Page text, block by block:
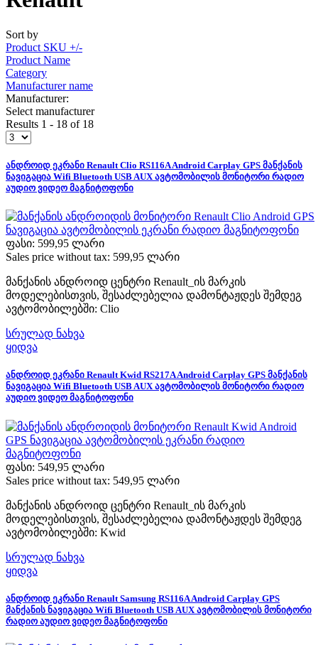
Sort by
Product SKU +/-
Product Name
Category
Manufacturer name
Manufacturer:
Select manufacturer
Results 1 - 18 of 18
ანდროიდ ეკრანი Renault Clio RS116A Android Carplay GPS მანქანის
ნავიგაცია Wifi Bluetooth USB AUX ავტომობილის მონიტორი რადიო
აუდიო ვიდეო მაგნიტოფონი
ფასი: 599,95 ლარი
Sales price without tax: 599,95 ლარი
მანქანის ანდროიდ ცენტრი Renault_ის მარკის
მოდელებისთვის, შესაძლებელია დამონტაჟდეს შემდეგ
ავტომობილებში: Clio
სრულად ნახვა
ყიდვა
ანდროიდ ეკრანი Renault Kwid RS217A Android Carplay GPS მანქანის
ნავიგაცია Wifi Bluetooth USB AUX ავტომობილის მონიტორი რადიო
აუდიო ვიდეო მაგნიტოფონი
ფასი: 549,95 ლარი
Sales price without tax: 549,95 ლარი
მანქანის ანდროიდ ცენტრი Renault_ის მარკის
მოდელებისთვის, შესაძლებელია დამონტაჟდეს შემდეგ
ავტომობილებში: Kwid
სრულად ნახვა
ყიდვა
ანდროიდ ეკრანი Renault Samsung RS116A Android Carplay GPS
მანქანის ნავიგაცია Wifi Bluetooth USB AUX ავტომობილის მონიტორი
რადიო აუდიო ვიდეო მაგნიტოფონი